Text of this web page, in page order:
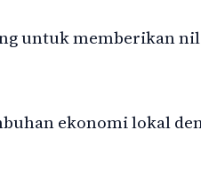
untuk memberikan
ekonomi lokal